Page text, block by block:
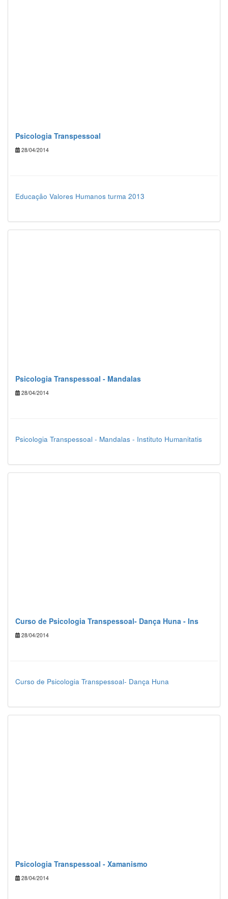
Psicologia Transpessoal
28/04/2014
Educação Valores Humanos turma 2013
Psicologia Transpessoal - Mandalas
28/04/2014
Psicologia Transpessoal - Mandalas - Instituto Humanitatis
Curso de Psicologia Transpessoal- Dança Huna - Ins
28/04/2014
Curso de Psicologia Transpessoal- Dança Huna
Psicologia Transpessoal - Xamanismo
28/04/2014